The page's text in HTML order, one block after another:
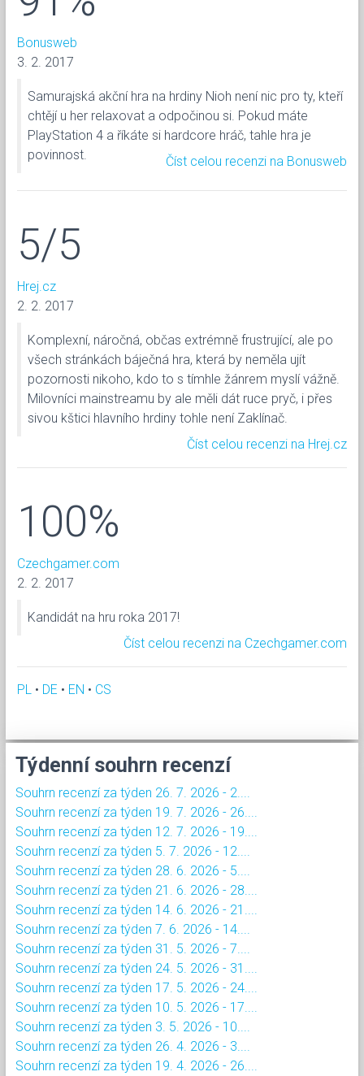
Bonusweb
3. 2. 2017
Samurajská akční hra na hrdiny Nioh není nic pro ty, kteří
chtějí u her relaxovat a odpočinou si. Pokud máte
PlayStation 4 a říkáte si hardcore hráč, tahle hra je
povinnost.
Číst celou recenzi na Bonusweb
5/5
Hrej.cz
2. 2. 2017
Komplexní, náročná, občas extrémně frustrující, ale po
všech stránkách báječná hra, která by neměla ujít
pozornosti nikoho, kdo to s tímhle žánrem myslí vážně.
Milovníci mainstreamu by ale měli dát ruce pryč, i přes
sivou kštici hlavního hrdiny tohle není Zaklínač.
Číst celou recenzi na Hrej.cz
100%
Czechgamer.com
2. 2. 2017
Kandidát na hru roka 2017!
Číst celou recenzi na Czechgamer.com
PL • DE • EN • CS
Týdenní souhrn recenzí
Souhrn recenzí za týden 26. 7. 2026 - 2....
Souhrn recenzí za týden 19. 7. 2026 - 26....
Souhrn recenzí za týden 12. 7. 2026 - 19....
Souhrn recenzí za týden 5. 7. 2026 - 12....
Souhrn recenzí za týden 28. 6. 2026 - 5....
Souhrn recenzí za týden 21. 6. 2026 - 28....
Souhrn recenzí za týden 14. 6. 2026 - 21....
Souhrn recenzí za týden 7. 6. 2026 - 14....
Souhrn recenzí za týden 31. 5. 2026 - 7....
Souhrn recenzí za týden 24. 5. 2026 - 31....
Souhrn recenzí za týden 17. 5. 2026 - 24....
Souhrn recenzí za týden 10. 5. 2026 - 17....
Souhrn recenzí za týden 3. 5. 2026 - 10....
Souhrn recenzí za týden 26. 4. 2026 - 3....
Souhrn recenzí za týden 19. 4. 2026 - 26....